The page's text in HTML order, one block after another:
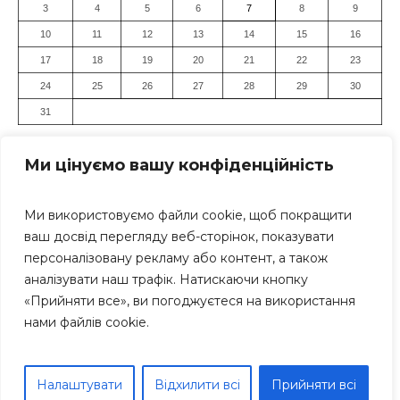
Ми цінуємо вашу конфіденційність
Ми використовуємо файли cookie, щоб покращити
ваш досвід перегляду веб-сторінок, показувати
персоналізовану рекламу або контент, а також
аналізувати наш трафік. Натискаючи кнопку
«Прийняти все», ви погоджуєтеся на використання
нами файлів cookie.
Налаштувати Відхилити всі Прийняти всі
3 4 5 6 7 8 9
10 11 12 13 14 15 16
17 18 19 20 21 22 23
24 25 26 27 28 29 30
31
Засновник: Громадська організація "Дніпровський Прес-
Клуб" Всі права захищені. Використання матеріалів
інтернет-видань - гіперпосилання) на «Дніпро Інформ»
Дніпро Інформ © 1999-2025 рр; Тел.: +38 (063) 271-17-71